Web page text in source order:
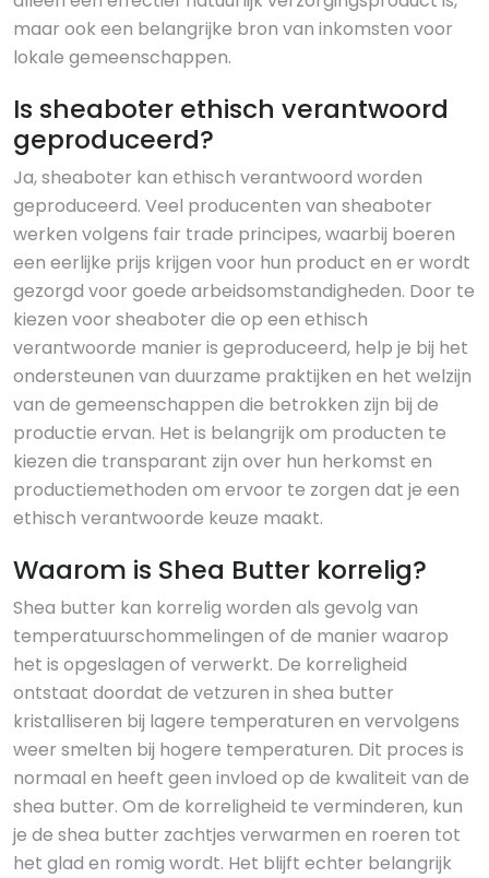
maar ook een belangrijke bron van inkomsten voor
lokale gemeenschappen.
Is sheaboter ethisch verantwoord
geproduceerd?
Ja, sheaboter kan ethisch verantwoord worden
geproduceerd. Veel producenten van sheaboter
werken volgens fair trade principes, waarbij boeren
een eerlijke prijs krijgen voor hun product en er wordt
gezorgd voor goede arbeidsomstandigheden. Door te
kiezen voor sheaboter die op een ethisch
verantwoorde manier is geproduceerd, help je bij het
ondersteunen van duurzame praktijken en het welzijn
van de gemeenschappen die betrokken zijn bij de
productie ervan. Het is belangrijk om producten te
kiezen die transparant zijn over hun herkomst en
productiemethoden om ervoor te zorgen dat je een
ethisch verantwoorde keuze maakt.
Waarom is Shea Butter korrelig?
Shea butter kan korrelig worden als gevolg van
temperatuurschommelingen of de manier waarop
het is opgeslagen of verwerkt. De korreligheid
ontstaat doordat de vetzuren in shea butter
kristalliseren bij lagere temperaturen en vervolgens
weer smelten bij hogere temperaturen. Dit proces is
normaal en heeft geen invloed op de kwaliteit van de
shea butter. Om de korreligheid te verminderen, kun
je de shea butter zachtjes verwarmen en roeren tot
het glad en romig wordt. Het blijft echter belangrijk